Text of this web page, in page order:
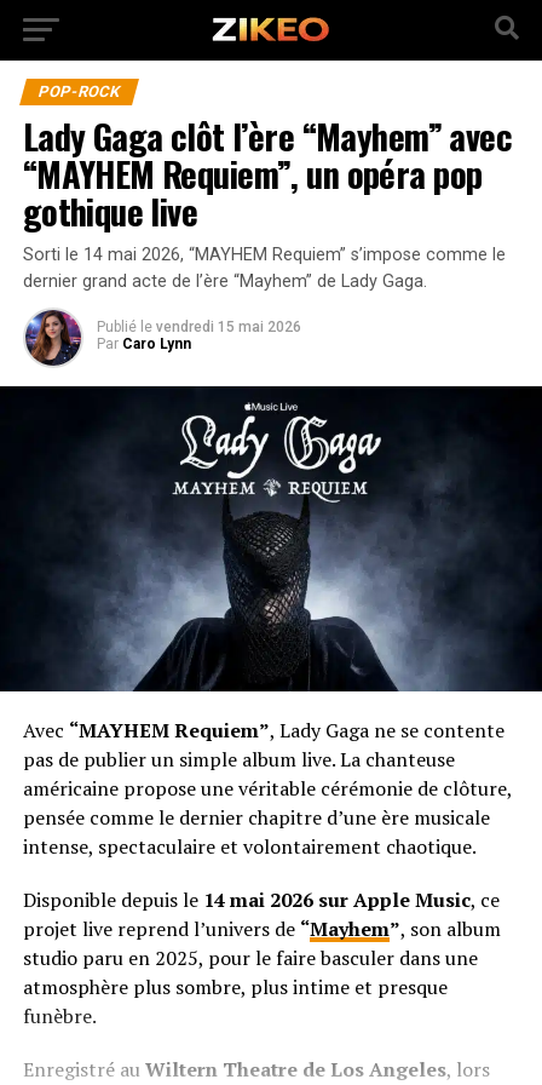
POP-ROCK
Lady Gaga clôt l’ère “Mayhem” avec
“MAYHEM Requiem”, un opéra pop
gothique live
Sorti le 14 mai 2026, “MAYHEM Requiem” s’impose comme le
dernier grand acte de l’ère “Mayhem” de Lady Gaga.
Publié le vendredi 15 mai 2026
Par Caro Lynn
Avec “MAYHEM Requiem”, Lady Gaga ne se contente
pas de publier un simple album live. La chanteuse
américaine propose une véritable cérémonie de clôture,
pensée comme le dernier chapitre d’une ère musicale
intense, spectaculaire et volontairement chaotique.
Disponible depuis le 14 mai 2026 sur Apple Music, ce
projet live reprend l’univers de “Mayhem”, son album
studio paru en 2025, pour le faire basculer dans une
atmosphère plus sombre, plus intime et presque
funèbre.
Enregistré au Wiltern Theatre de Los Angeles, lors